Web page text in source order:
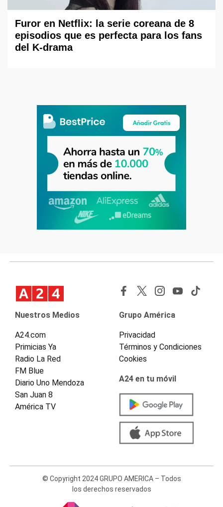
Furor en Netflix: la serie coreana de 8
episodios que es perfecta para los fans
del K-drama
Nuestros Medios
A24.com
Primicias Ya
Radio La Red
FM Blue
Diario Uno Mendoza
San Juan 8
América TV
Grupo América
Privacidad
Términos y Condiciones
Cookies
A24 en tu móvil
© Copyright 2024 GRUPO AMERICA – Todos
los derechos reservados